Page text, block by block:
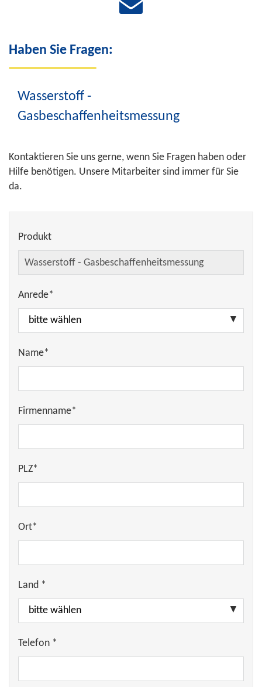
Haben Sie Fragen:
Wasserstoff -
Gasbeschaffenheitsmessung
Kontaktieren Sie uns gerne, wenn Sie Fragen haben oder
Hilfe benötigen. Unsere Mitarbeiter sind immer für Sie
da.
Produkt
Anrede*
Name*
Firmenname*
PLZ*
Ort*
Land *
Telefon *